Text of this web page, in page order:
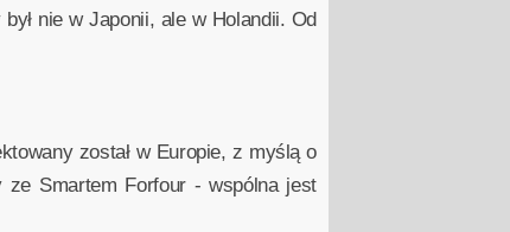
nie w Japonii, ale w Holandii. Od
został w Europie, z myślą o
ze Smartem Forfour - wspólna jest